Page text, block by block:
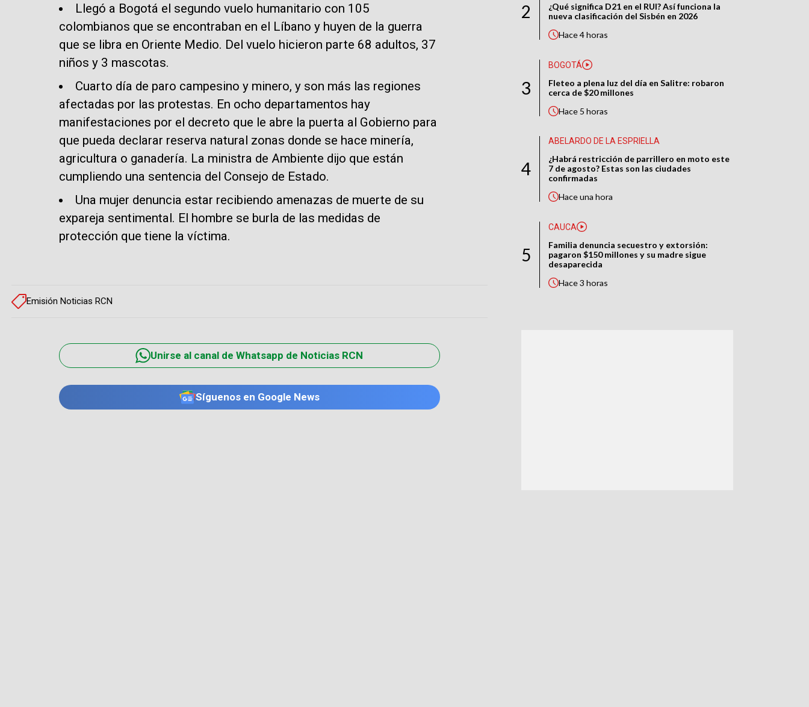
Llegó a Bogotá el segundo vuelo humanitario con 105
colombianos que se encontraban en el Líbano y huyen de la guerra
que se libra en Oriente Medio. Del vuelo hicieron parte 68 adultos, 37
niños y 3 mascotas.
Cuarto día de paro campesino y minero, y son más las regiones
afectadas por las protestas. En ocho departamentos hay
manifestaciones por el decreto que le abre la puerta al Gobierno para
que pueda declarar reserva natural zonas donde se hace minería,
agricultura o ganadería. La ministra de Ambiente dijo que están
cumpliendo una sentencia del Consejo de Estado.
Una mujer denuncia estar recibiendo amenazas de muerte de su
expareja sentimental. El hombre se burla de las medidas de
protección que tiene la víctima.
Emisión Noticias RCN
Unirse al canal de Whatsapp de Noticias RCN
Síguenos en Google News
2
¿Qué significa D21 en el RUI? Así funciona la
nueva clasificación del Sisbén en 2026
Hace4 horas
3
BOGOTÁ
Fleteo a plena luz del día en Salitre: robaron
cerca de $20 millones
Hace 5 horas
4
ABELARDO DE LA ESPRIELLA
¿Habrá restricción de parrillero en moto este
7 de agosto? Estas son las ciudades
confirmadas
Haceuna hora
5
CAUCA
Familia denuncia secuestro y extorsión:
pagaron $150 millones y su madre sigue
desaparecida
Hace3 horas